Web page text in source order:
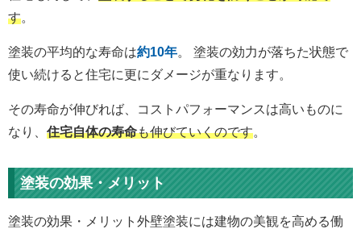
す。
塗装の平均的な寿命は約10年。 塗装の効力が落ちた状態で
使い続けると住宅に更にダメージが重なります。
その寿命が伸びれば、コストパフォーマンスは高いものに
なり、 住宅自体の寿命も伸びていくのです。
塗装の効果・メリット
塗装の効果・メリット外壁塗装には建物の美観を高める働